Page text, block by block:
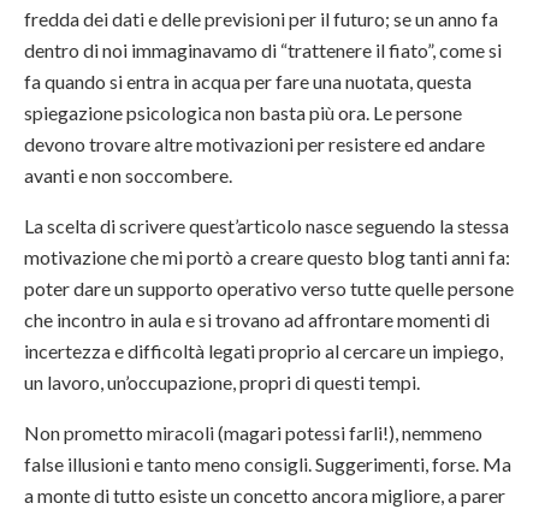
fredda dei dati e delle previsioni per il futuro; se un anno fa
dentro di noi immaginavamo di “trattenere il fiato”, come si
fa quando si entra in acqua per fare una nuotata, questa
spiegazione psicologica non basta più ora. Le persone
devono trovare altre motivazioni per resistere ed andare
avanti e non soccombere.
La scelta di scrivere quest’articolo nasce seguendo la stessa
motivazione che mi portò a creare questo blog tanti anni fa:
poter dare un supporto operativo verso tutte quelle persone
che incontro in aula e si trovano ad affrontare momenti di
incertezza e difficoltà legati proprio al cercare un impiego,
un lavoro, un’occupazione, propri di questi tempi.
Non prometto miracoli (magari potessi farli!), nemmeno
false illusioni e tanto meno consigli. Suggerimenti, forse. Ma
a monte di tutto esiste un concetto ancora migliore, a parer